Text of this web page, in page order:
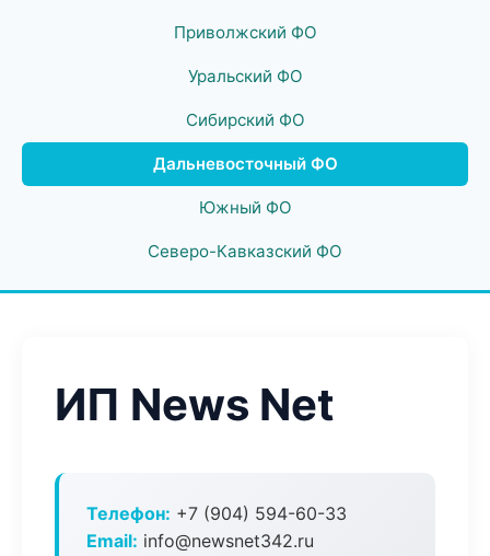
Приволжский ФО
Уральский ФО
Сибирский ФО
Дальневосточный ФО
Южный ФО
Северо-Кавказский ФО
ИП News Net
Телефон: +7 (904) 594-60-33
Email: info@newsnet342.ru